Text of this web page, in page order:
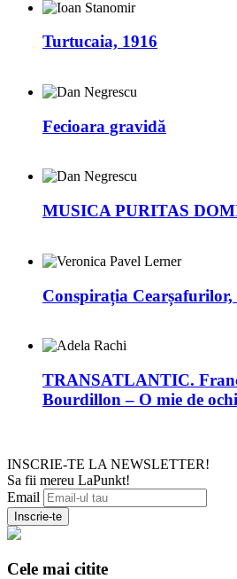
Turtucaia, 1916
Fecioara gravidă
MUSICA PURITAS
Conspirația
TRANSATLANTIC.
Bourdillon – O mie de
INSCRIE-TE LA NEWSLETTER!
Sa fii mereu LaPunkt!
Email
Cele mai citite